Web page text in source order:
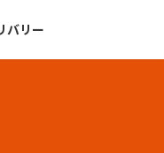
バリー